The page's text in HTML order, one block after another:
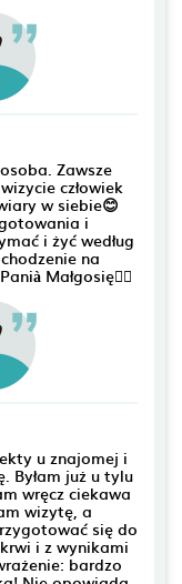
Zawsze
człowiek
w siebie😊
i
i żyć według
na
Małgosię👍🏻
u znajomej i
Byłam już u tylu
wręcz ciekawa
wizytę, a
się do
i z wynikami
bardzo